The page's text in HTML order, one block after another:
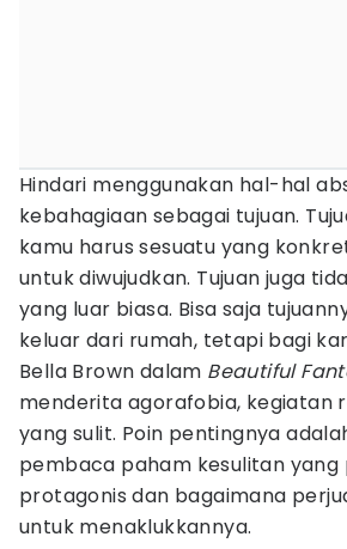
Hindari menggunakan hal-hal
kebahagiaan sebagai tujuan.
kamu harus sesuatu yang
untuk diwujudkan. Tujuan juga
yang luar biasa. Bisa saja
keluar dari rumah, tetapi bagi
Bella Brown dalam Beautiful
menderita agorafobia, kegiatan
yang sulit. Poin pentingnya
pembaca paham kesulitan yang
protagonis dan bagaimana
untuk menaklukkannya.